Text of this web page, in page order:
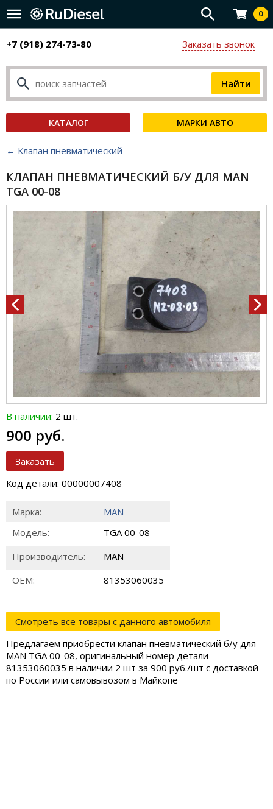
0
+7 (918) 274-73-80 Заказать звонок
КАТАЛОГ МАРКИ АВТО
← Клапан пневматический
КЛАПАН ПНЕВМАТИЧЕСКИЙ Б/У ДЛЯ MAN
TGA 00-08
В наличии: 2 шт.
900 руб.
Заказать
Код детали: 00000007408
Марка:
MAN
Модель:
TGA 00-08
Производитель:
MAN
ОЕМ:
81353060035
Смотреть все товары с данного автомобиля
Предлагаем приобрести клапан пневматический б/у для
MAN TGA 00-08, оригинальный номер детали
81353060035 в наличии 2 шт за 900 руб./шт с доставкой
по России или самовывозом в Майкопе